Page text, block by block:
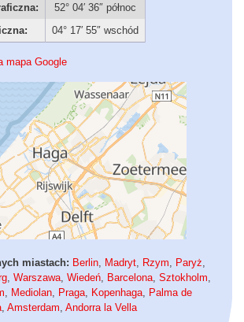
52° 04′ 36″ północ
04° 17′ 55″ wschód
mapa Google
miastach: Berlin Madryt Rzym Paryż
Warszawa Wiedeń Barcelona Sztokholm
Mediolan Praga Kopenhaga
Palma de
Amsterdam Andorra la Vella